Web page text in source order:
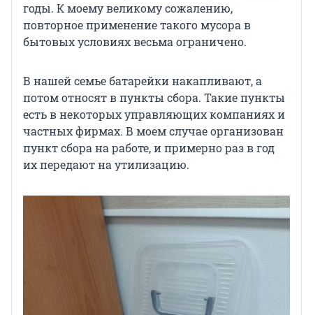
годы. К моему великому сожалению,
повторное применение такого мусора в
бытовых условиях весьма ограничено.
В нашей семье батарейки накапливают, а
потом относят в пункты сбора. Такие пункты
есть в некоторых управляющих компаниях и
частных фирмах. В моем случае организован
пункт сбора на работе, и примерно раз в год
их передают на утилизацию.